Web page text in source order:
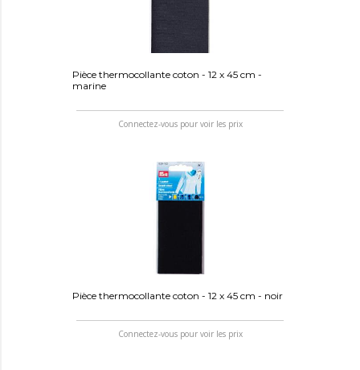
Pièce thermocollante coton - 12 x 45 cm -
marine
Connectez-vous pour voir les prix
Pièce thermocollante coton - 12 x 45 cm - noir
Connectez-vous pour voir les prix